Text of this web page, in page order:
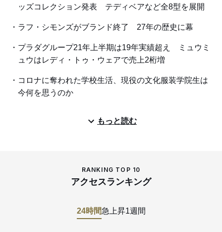
ッズコレクション発表 テディベアなど全8型を展開
ラフ・シモンズがブランド終了 27年の歴史に幕
プラダグループ21年上半期は19年実績超え ミュウミ
ュウはレディ・トゥ・ウェアで売上2桁増
コロナに奪われた学校生活、現役の文化服装学院生は
今何を思うのか
もっと読む
RANKING TOP 10
アクセスランキング
24時間急上昇1週間